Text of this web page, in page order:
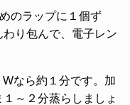
のラップに１個ず
り包んで、電子レン
なら約１分です。加
～２分蒸らしましょ